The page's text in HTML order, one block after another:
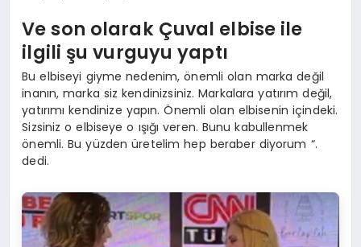
Ve son olarak Çuval elbise ile
ilgili şu vurguyu yaptı
Bu elbiseyi giyme nedenim, önemli olan marka değil
inanın, marka siz kendinizsiniz. Markalara yatırım değil,
yatırımı kendinize yapın. Önemli olan elbisenin içindeki.
Sizsiniz o elbiseye o ışığı veren. Bunu kabullenmek
önemli. Bu yüzden üretelim hep beraber diyorum “.
dedi.